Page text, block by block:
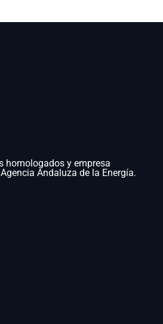
homologados y empresa
Andaluza de la Energía.